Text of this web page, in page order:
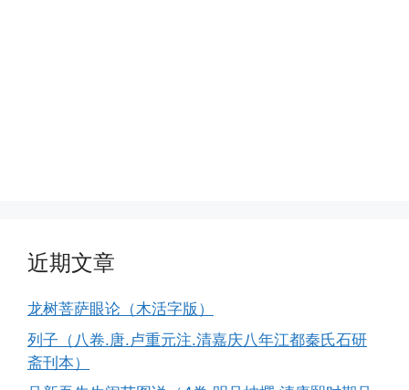
近期文章
龙树菩萨眼论（木活字版）
列子（八卷.唐.卢重元注.清嘉庆八年江都秦氏石研
斋刊本）